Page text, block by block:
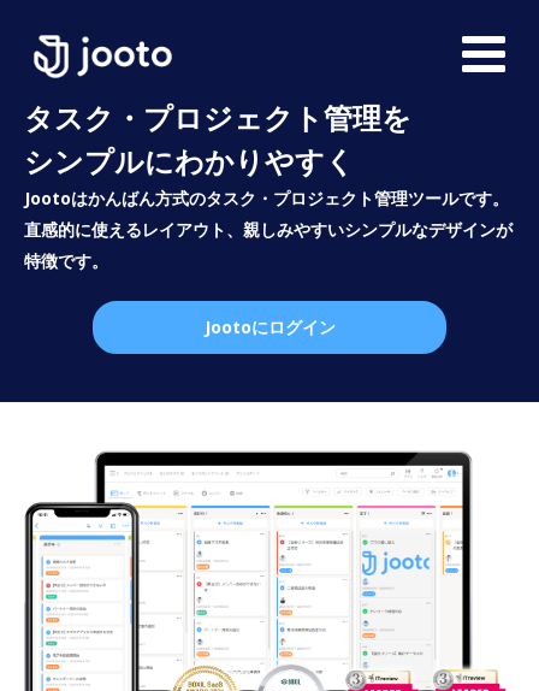
タスク・プロジェクト管理を
シンプルにわかりやすく
Jootoはかんばん方式のタスク・プロジェクト管理ツールです。
直感的に使えるレイアウト、親しみやすいシンプルなデザインが
特徴です。
Jootoにログイン